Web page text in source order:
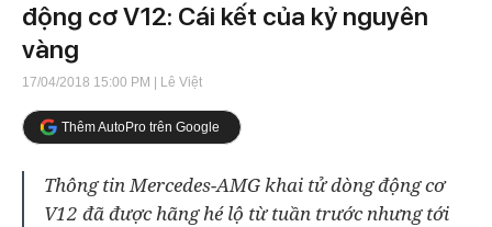
động cơ V12: Cái kết của kỷ nguyên
vàng
17/04/2018 15:00 PM | Lê Việt
Thêm AutoPro trên Google
Thông tin Mercedes-AMG khai tử dòng động cơ
V12 đã được hãng hé lộ từ tuần trước nhưng tới